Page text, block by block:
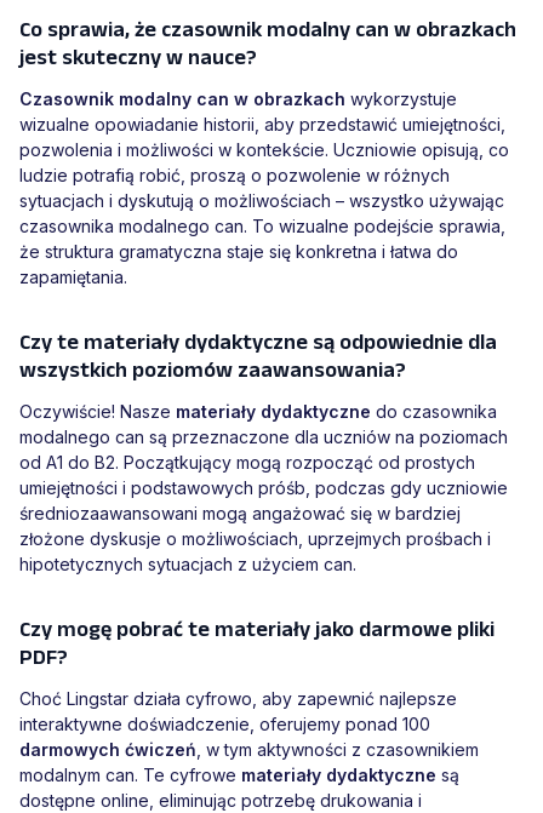
Co sprawia, że czasownik modalny can w obrazkach
jest skuteczny w nauce?
Czasownik modalny can w obrazkach wykorzystuje
wizualne opowiadanie historii, aby przedstawić umiejętności,
pozwolenia i możliwości w kontekście. Uczniowie opisują, co
ludzie potrafią robić, proszą o pozwolenie w różnych
sytuacjach i dyskutują o możliwościach – wszystko używając
czasownika modalnego can. To wizualne podejście sprawia,
że struktura gramatyczna staje się konkretna i łatwa do
zapamiętania.
Czy te materiały dydaktyczne są odpowiednie dla
wszystkich poziomów zaawansowania?
Oczywiście! Nasze materiały dydaktyczne do czasownika
modalnego can są przeznaczone dla uczniów na poziomach
od A1 do B2. Początkujący mogą rozpocząć od prostych
umiejętności i podstawowych próśb, podczas gdy uczniowie
średniozaawansowani mogą angażować się w bardziej
złożone dyskusje o możliwościach, uprzejmych prośbach i
hipotetycznych sytuacjach z użyciem can.
Czy mogę pobrać te materiały jako darmowe pliki
PDF?
Choć Lingstar działa cyfrowo, aby zapewnić najlepsze
interaktywne doświadczenie, oferujemy ponad 100
darmowych ćwiczeń, w tym aktywności z czasownikiem
modalnym can. Te cyfrowe materiały dydaktyczne są
dostępne online, eliminując potrzebę drukowania i